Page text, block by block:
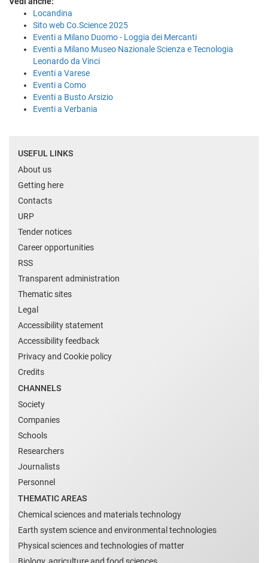
Locandina
Sito web Co.Science 2025
Eventi a Milano Duomo - Loggia dei Mercanti
Eventi a Milano Museo Nazionale Scienza e Tecnologia
Leonardo da Vinci
Eventi a Varese
Eventi a Como
Eventi a Busto Arsizio
Eventi a Verbania
USEFUL LINKS
About us
Getting here
Contacts
URP
Tender notices
Career opportunities
RSS
Transparent administration
Thematic sites
Legal
Accessibility statement
Accessibility feedback
Privacy and Cookie policy
Credits
CHANNELS
Society
Companies
Schools
Researchers
Journalists
Personnel
THEMATIC AREAS
Chemical sciences and materials technology
Earth system science and environmental technologies
Physical sciences and technologies of matter
Biology, agriculture and food sciences